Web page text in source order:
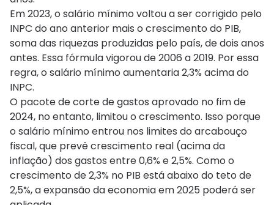
Em 2023, o salário mínimo voltou a ser corrigido pelo
INPC do ano anterior mais o crescimento do PIB,
soma das riquezas produzidas pelo país, de dois anos
antes. Essa fórmula vigorou de 2006 a 2019. Por essa
regra, o salário mínimo aumentaria 2,3% acima do
INPC.
O pacote de corte de gastos aprovado no fim de
2024, no entanto, limitou o crescimento. Isso porque
o salário mínimo entrou nos limites do arcabouço
fiscal, que prevê crescimento real (acima da
inflação) dos gastos entre 0,6% e 2,5%. Como o
crescimento de 2,3% no PIB está abaixo do teto de
2,5%, a expansão da economia em 2025 poderá ser